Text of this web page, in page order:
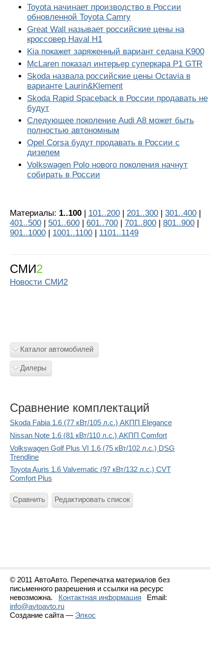
Toyota начинает производство в России
обновленной Toyota Camry
Great Wall называет российские цены на
кроссовер Haval H1
Kia покажет заряженный вариант седана K900
McLaren показал интерьер суперкара P1 GTR
Skoda назвала российские цены Octavia в
варианте Laurin&Klement
Skoda Rapid Spaceback в России продавать не
будут
Следующее поколение Audi A8 может быть
полностью автономным
Opel Corsa будут продавать в России с
дизелем
Volkswagen Polo нового поколения начнут
собирать в России
Материалы: 1..100 | 101..200 | 201..300 | 301..400 |
401..500 | 501..600 | 601..700 | 701..800 | 801..900 |
901..1000 | 1001..1100 | 1101..1149
СМИ2
Новости СМИ2
Каталог автомобилей
Дилеры
Сравнение комплектаций
Skoda Fabia 1.6 (77 кВт/105 л.с.) АКПП Elegance
Nissan Note 1.6 (81 кВт/110 л.с.) АКПП Comfort
Volkswagen Golf Plus VI 1.6 (75 кВт/102 л.с.) DSG
Trendline
Toyota Auris 1.6 Valvematic (97 кВт/132 л.с.) CVT
Comfort Plus
Сравнить Редактировать список
© 2011 АвтоАвто. Перепечатка материалов без
письменного разрешения и ссылки на ресурс
невозможна.
Контактная информация
Email:
info@avtoavto.ru
Создание сайта — Элкос